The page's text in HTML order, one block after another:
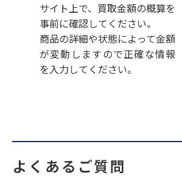
サイト上で、買取金額の概算を
事前に確認してください。
商品の詳細や状態によって金額
が変動しますので正確な情報
を入力してください。
よくあるご質問